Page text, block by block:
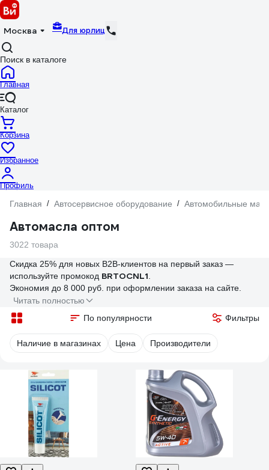
Москва Для юрлиц
Поиск в каталоге
Главная
Каталог
Корзина
Избранное
Профиль
Главная / Автосервисное оборудование / Автомобильные
Автомасла оптом
3022 товара
Скидка 25% для новых B2B-клиентов на первый заказ —
используйте промокод BRTOCNL1
Экономия до 8 000 руб. при оформлении заказа на сайте.
Читать полностью
По популярности
Фильтры
Наличие в магазинах Цена Производители